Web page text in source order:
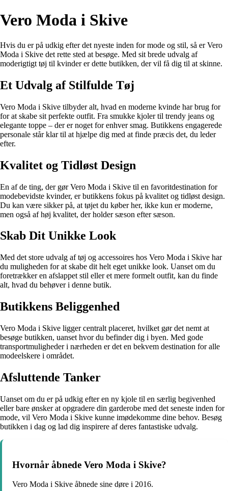
Vero Moda i Skive
Hvis du er på udkig efter det nyeste inden for mode og stil, så er Vero
Moda i Skive det rette sted at besøge. Med sit brede udvalg af
moderigtigt tøj til kvinder er dette butikken, der vil få dig til at skinne.
Et Udvalg af Stilfulde Tøj
Vero Moda i Skive tilbyder alt, hvad en moderne kvinde har brug for
for at skabe sit perfekte outfit. Fra smukke kjoler til trendy jeans og
elegante toppe – der er noget for enhver smag. Butikkens engagerede
personale står klar til at hjælpe dig med at finde præcis det, du leder
efter.
Kvalitet og Tidløst Design
En af de ting, der gør Vero Moda i Skive til en favoritdestination for
modebevidste kvinder, er butikkens fokus på kvalitet og tidløst design.
Du kan være sikker på, at tøjet du køber her, ikke kun er moderne,
men også af høj kvalitet, der holder sæson efter sæson.
Skab Dit Unikke Look
Med det store udvalg af tøj og accessoires hos Vero Moda i Skive har
du muligheden for at skabe dit helt eget unikke look. Uanset om du
foretrækker en afslappet stil eller et mere formelt outfit, kan du finde
alt, hvad du behøver i denne butik.
Butikkens Beliggenhed
Vero Moda i Skive ligger centralt placeret, hvilket gør det nemt at
besøge butikken, uanset hvor du befinder dig i byen. Med gode
transportmuligheder i nærheden er det en bekvem destination for alle
modeelskere i området.
Afsluttende Tanker
Uanset om du er på udkig efter en ny kjole til en særlig begivenhed
eller bare ønsker at opgradere din garderobe med det seneste inden for
mode, vil Vero Moda i Skive kunne imødekomme dine behov. Besøg
butikken i dag og lad dig inspirere af deres fantastiske udvalg.
Hvornår åbnede Vero Moda i Skive?
Vero Moda i Skive åbnede sine døre i 2016.